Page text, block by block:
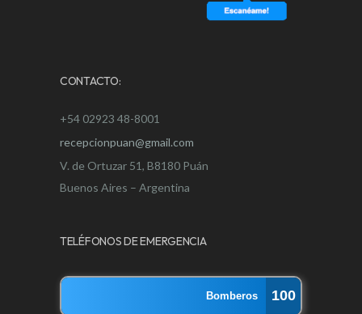
CONTACTO:
+54 02923 48-8001
recepcionpuan@gmail.com
V. de Ortuzar 51, B8180 Puán
Buenos Aires – Argentina
TELÉFONOS DE EMERGENCIA
Bomberos 100